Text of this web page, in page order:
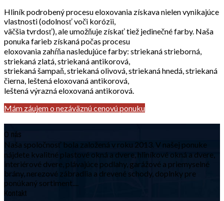
Hliník podrobený procesu eloxovania získava nielen vynikajúce
vlastnosti (odolnosť voči korózii,
väčšia tvrdosť), ale umožňuje získať tiež jedinečné farby. Naša
ponuka farieb získaná počas procesu
eloxovania zahŕňa nasledujúce farby: striekaná strieborná,
striekaná zlatá, striekaná antikorová,
striekaná šampaň, striekaná olivová, striekaná hnedá, striekaná
čierna, leštená eloxovaná antikorová,
leštená výrazná eloxovaná antikorová.
Mám záujem o nezáväznú cenovú ponuku
O nás
Naša spoločnosť bola založená v roku 2013. V našej ponuke
nájdete kvalitné plastové okná a dvere, hliníkové okná a dvere,
interiérové dvere, plávajúce podlahy, garážové a priemyselné
brány, nerezové zábradlia a drevené schody, doplnky pre
ponúkaný sortiment....
Kontakt